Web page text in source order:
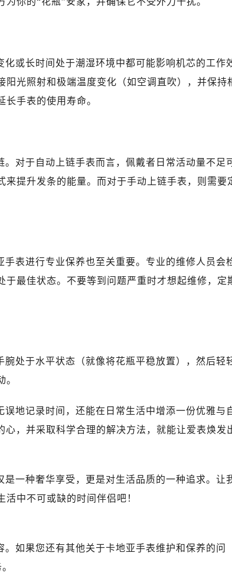
或长时间处于潮湿环境中都可能影响机芯的工作
光照射和极端温度变化（如空调直吹），并保持
手表的使用寿命。
对于自动上链手表而言，佩戴者日常活动量不足
提升发条的能量。而对于手动上链手表，则需要
表进行专业保养也至关重要。专业的维修人员会
最佳状态。不要等到问题严重时才想起维修，定
处于水平状态（就像将花瓶平稳放置），然后轻
地记录时间，还能在日常生活中增添一份优雅与
，并采取科学合理的解决方法，就能让爱表焕发
一种奢华享受，更是对生活品质的一种追求。让
中不可或缺的时间伴侣吧！
。如果您还有其他关于卡地亚手表维护和保养的问